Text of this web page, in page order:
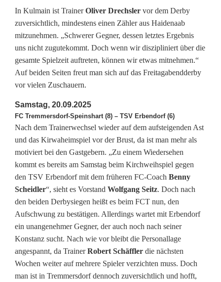
g
e
h
t
i
m
T
o
p
s
p
i
e
l
u
In Kulmain ist TrainerOliver Drechsler vor dem Derby
zuversichtlich, mindestens einen Zähler aus Haidenaab
mitzunehmen. „Schwerer Gegner, dessen letztes Ergebnis
uns nicht zugutekommt. Doch wenn wir diszipliniert über die
gesamte Spielzeit auftreten, können wir etwas mitnehmen.“
Auf beiden Seiten freut man sich auf das Freitagabendderby
vor vielen Zuschauern.
Samstag, 20.09.2025
FC Tremmersdorf-Speinshart (8) – TSV Erbendorf (6)
Nach dem Trainerwechsel wieder auf dem aufsteigenden Ast
und das Kirwaheimspiel vor der Brust, da ist man mehr als
motiviert bei den Gastgebern. „Zu einem Wiedersehen
kommt es bereits am Samstag beim Kirchweihspiel gegen
den TSV Erbendorf mit dem früheren FC-Coach Benny
Scheidler“, sieht es Vorstand Wolfgang Seitz. Doch nach
den beiden Derbysiegen heißt es beim FCT nun, den
Aufschwung zu bestätigen. Allerdings wartet mit Erbendorf
ein unangenehmer Gegner, der auch noch nach seiner
Konstanz sucht. Nach wie vor bleibt die Personallage
angespannt, da TrainerRobert Schäffler die nächsten
Wochen weiter auf mehrere Spieler verzichten muss. Doch
man ist in Tremmersdorf dennoch zuversichtlich und hofft,